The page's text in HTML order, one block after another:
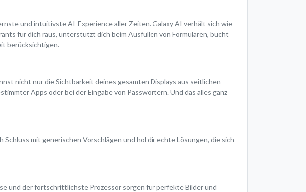
und intuitivste AI-Experience aller Zeiten. Galaxy AI verhält sich wie
für dich raus, unterstützt dich beim Ausfüllen von Formularen, bucht
berücksichtigen.
nicht nur die Sichtbarkeit deines gesamten Displays aus seitlichen
Apps oder bei der Eingabe von Passwörtern. Und das alles ganz
mit generischen Vorschlägen und hol dir echte Lösungen, die sich
und der fortschrittlichste Prozessor sorgen für perfekte Bilder und